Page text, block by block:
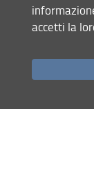
Age Florence
Research
Dinamiche
accetti la